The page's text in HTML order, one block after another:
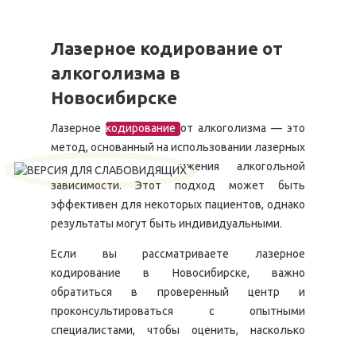
Лазерное кодирование от
алкоголизма в
Новосибирске
Лазерное кодированиеот алкоголизма — это
метод, основанный на использовании лазерных
технологий для снижения алкогольной
зависимости. Этот подход может быть
эффективен для некоторых пациентов, однако
результаты могут быть индивидуальными.
Если вы рассматриваете лазерное
кодирование в Новосибирске, важно
обратиться в проверенный центр и
проконсультироваться с опытными
специалистами, чтобы оценить, насколько